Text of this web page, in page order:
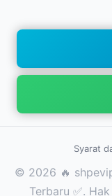
Syarat
© 2026 🔥
Terbaru ✅.